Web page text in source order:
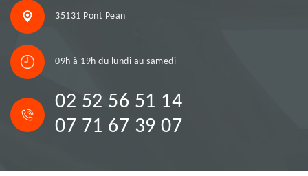
35131 Pont Pean
09h à 19h du lundi au samedi
02 52 56 51 14
07 71 67 39 07